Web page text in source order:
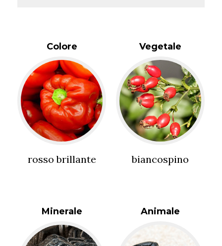
Colore
rosso brillante
Vegetale
biancospino
Minerale Animale